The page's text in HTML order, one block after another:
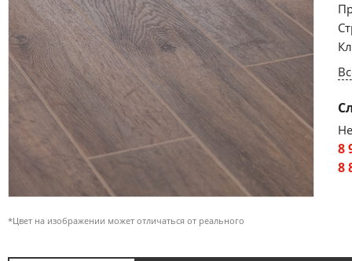
*Цвет на изображении может отличаться от реального
8
8